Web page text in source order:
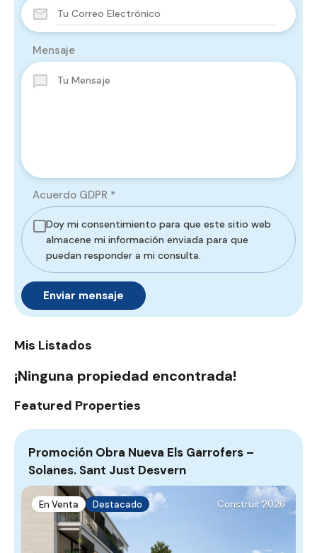
Mensaje
Acuerdo GDPR *
Doy mi consentimiento para que este sitio web
almacene mi información enviada para que
puedan responder a mi consulta.
Enviar mensaje
Mis Listados
¡Ninguna propiedad encontrada!
Featured Properties
Promoción Obra Nueva Els Garrofers –
Solanes. Sant Just Desvern
En Venta Destacado Construir 2026